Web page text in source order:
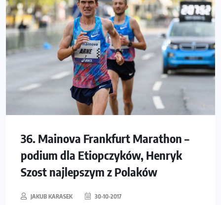
36. Mainova Frankfurt Marathon –
podium dla Etiopczyków, Henryk
Szost najlepszym z Polaków
JAKUB KARASEK 30-10-2017